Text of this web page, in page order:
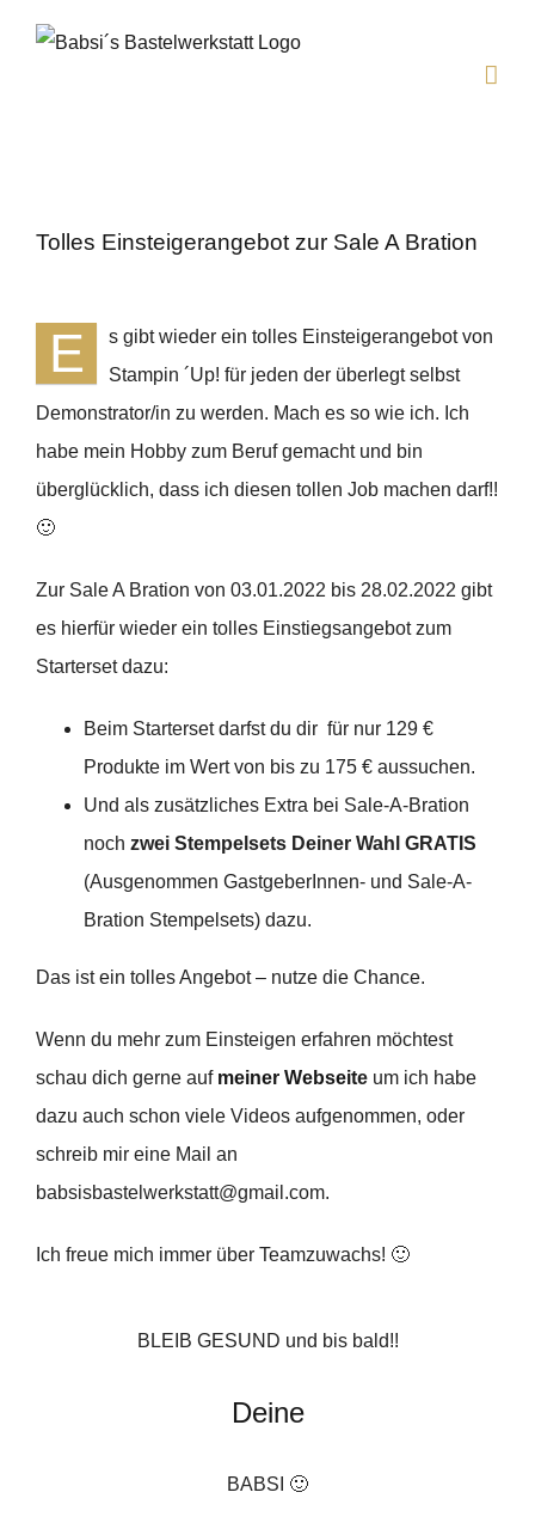
Tolles Einsteigerangebot zur Sale A Bration
E
s gibt wieder ein tolles Einsteigerangebot von
Stampin ´Up! für jeden der überlegt selbst
Demonstrator/in zu werden. Mach es so wie ich. Ich
habe mein Hobby zum Beruf gemacht und bin
überglücklich, dass ich diesen tollen Job machen darf!!
🙂
Zur Sale A Bration von 03.01.2022 bis 28.02.2022 gibt
es hierfür wieder ein tolles Einstiegsangebot zum
Starterset dazu:
Beim Starterset darfst du dir für nur 129 €
Produkte im Wert von bis zu 175 € aussuchen.
Und als zusätzliches Extra bei Sale-A-Bration
noch zwei Stempelsets Deiner Wahl GRATIS
(Ausgenommen GastgeberInnen- und Sale-A-
Bration Stempelsets) dazu.
Das ist ein tolles Angebot – nutze die Chance.
Wenn du mehr zum Einsteigen erfahren möchtest
schau dich gerne aufmeiner Webseite um ich habe
dazu auch schon viele Videos aufgenommen, oder
schreib mir eine Mail an
babsisbastelwerkstatt@gmail.com.
Ich freue mich immer über Teamzuwachs! 🙂
BLEIB GESUND und bis bald!!
Deine
BABSI 🙂